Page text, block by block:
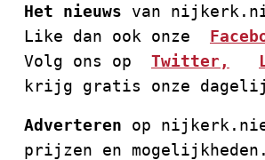
Het nieuws van
Like dan ook onze
Volg ons op Twitter,
krijg gratis onze
Adverteren op
prijzen en